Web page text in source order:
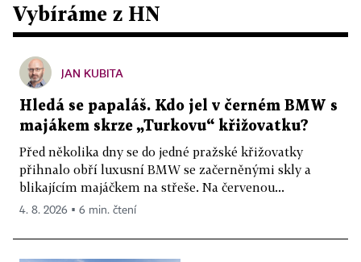
Vybíráme z HN
JAN KUBITA
Hledá se papaláš. Kdo jel v černém BMW s
majákem skrze „Turkovu“ křižovatku?
Před několika dny se do jedné pražské křižovatky
přihnalo obří luxusní BMW se začerněnými skly a
blikajícím majáčkem na střeše. Na červenou...
4. 8. 2026 ▪ 6 min. čtení